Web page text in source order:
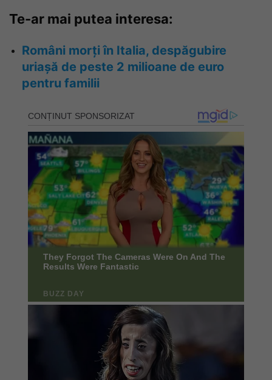
Te-ar mai putea interesa:
Români morți în Italia, despăgubire
uriașă de peste 2 milioane de euro
pentru familii